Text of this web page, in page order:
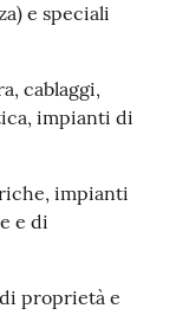
e speciali
cablaggi,
impianti di
impianti
e di
proprietà e